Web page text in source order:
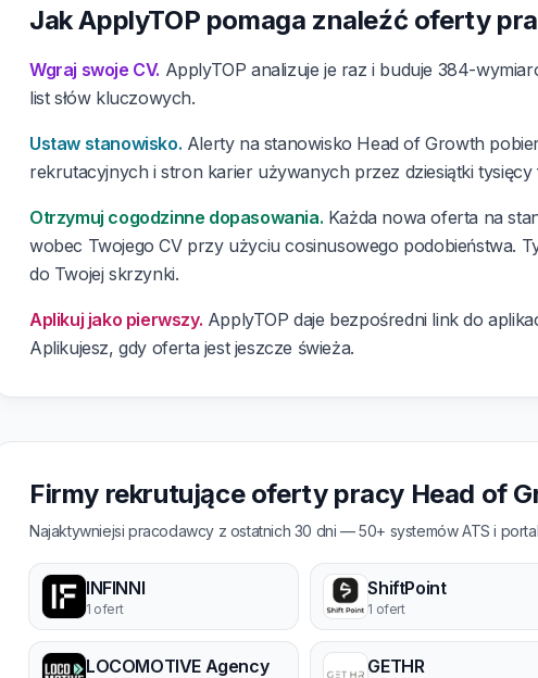
Jak ApplyTOP pomaga znaleźć oferty
Wgraj swoje CV. ApplyTOP analizuje je raz i buduje 384-
list słów kluczowych.
Ustaw stanowisko. Alerty na stanowisko Head of Growth
rekrutacyjnych i stron karier używanych przez dziesiątki tysięcy
Otrzymuj cogodzinne dopasowania. Każda nowa oferta na
wobec Twojego CV przy użyciu cosinusowego podobieństwa.
do Twojej skrzynki.
Aplikuj jako pierwszy. ApplyTOP daje bezpośredni link do
Aplikujesz, gdy oferta jest jeszcze świeża.
Firmy rekrutujące oferty pracy Head of
Najaktywniejsi pracodawcy z ostatnich 30 dni — 50+ systemów ATS i
INFINNI
1 ofert
ShiftPoint
1 ofert
LOCOMOTIVE Agency GETHR